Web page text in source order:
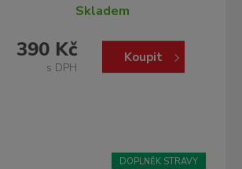
Skladem
390 Kč
s DPH
Koupit
DOPLNĚK STRAVY